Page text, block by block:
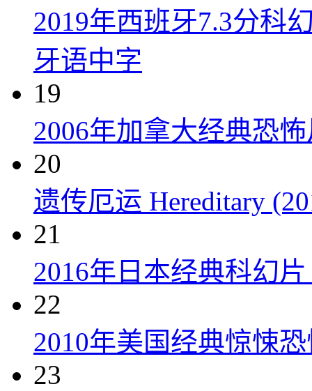
2019年西班牙7.3分科
牙语中字
19
2006年加拿大经典恐
20
遗传厄运 Hereditary
21
2016年日本经典科幻
22
2010年美国经典惊悚
23